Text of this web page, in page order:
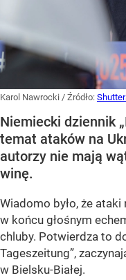
Karol Nawrocki / Źródło:
Niemiecki dziennik
temat ataków na
autorzy nie mają
winę.
Wiadomo było, że
w końcu głośnym
chluby. Potwierdza to
Tageszeitung”,
w Bielsku-Białej.